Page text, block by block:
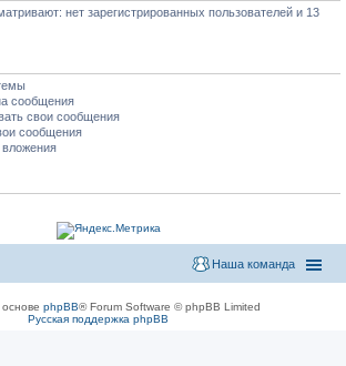
нет зарегистрированных пользователей и 13
сообщения
свои сообщения
сообщения
вложения
Наша команда
phpBB® Forum Software © phpBB Limited
Русская поддержка phpBB